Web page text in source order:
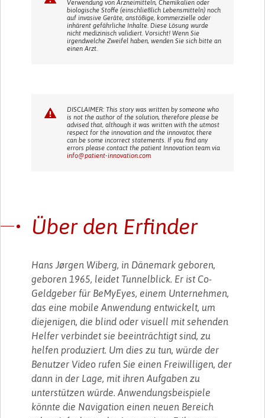
Verwendung von Arzneimitteln, Chemikalien oder
biologische Stoffe (einschließlich Lebensmitteln) noch
auf invasive Geräte, anstößige, kommerzielle oder
inhärent gefährliche Inhalte. Diese Lösung wurde
nicht medizinisch validiert. Vorsicht! Wenn Sie
irgendwelche Zweifel haben, wenden Sie sich bitte an
einen Arzt.
DISCLAIMER: This story was written by someone who
is not the author of the solution, therefore please be
advised that, although it was written with the utmost
respect for the innovation and the innovator, there
can be some incorrect statements. If you find any
errors please contact the patient Innovation team via
info@patient-innovation.com
Über den Erfinder
Hans Jørgen Wiberg, in Dänemark geboren,
geboren 1965, leidet Tunnelblick. Er ist Co-
Geldgeber für BeMyEyes, einem Unternehmen,
das eine mobile Anwendung entwickelt, um
diejenigen, die blind oder visuell mit sehenden
Helfer verbindet sie beeinträchtigt sind, zu
helfen produziert. Um dies zu tun, würde der
Benutzer Video rufen Sie einen Freiwilligen, der
dann in der Lage, mit ihren Aufgaben zu
unterstützen würde. Anwendungsbeispiele
könnte die Navigation einen neuen Bereich